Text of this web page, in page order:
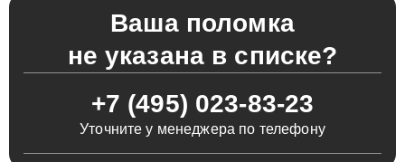
Ваша поломка
не указана в списке?
+7 (495) 023-83-23
Уточните у менеджера по телефону